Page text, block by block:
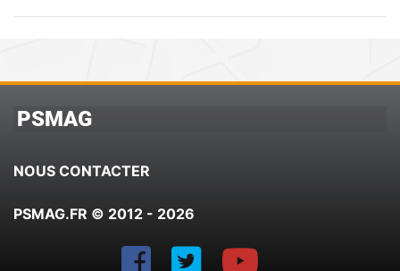
PSMAG
NOUS CONTACTER
PSMAG.FR © 2012 - 2026